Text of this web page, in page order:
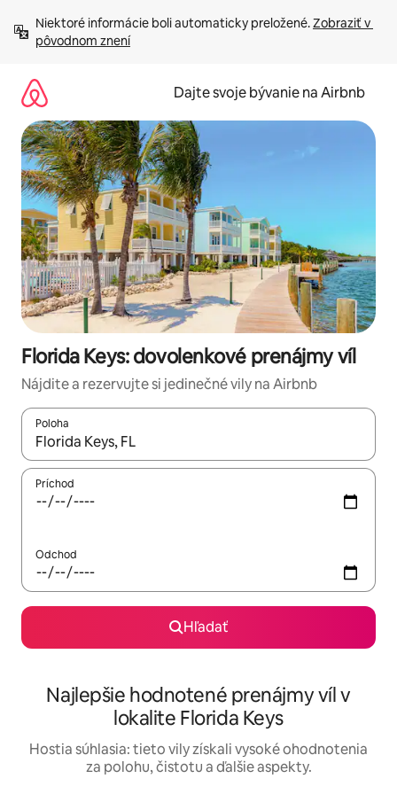
obsah.
Niektoré informácie boli automaticky preložené. Zobraziť v
pôvodnom znení
Dajte svoje bývanie na Airbnb
Florida Keys: dovolenkové prenájmy víl
Nájdite a rezervujte si jedinečné vily na Airbnb
Poloha
Keď budú výsledky k dispozícii, môžete si ich prechádzať
Príchod
Odchod
Hľadať
Najlepšie hodnotené prenájmy víl v
lokalite Florida Keys
Hostia súhlasia: tieto vily získali vysoké ohodnotenia
za polohu, čistotu a ďalšie aspekty.